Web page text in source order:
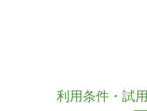
利用条件・試